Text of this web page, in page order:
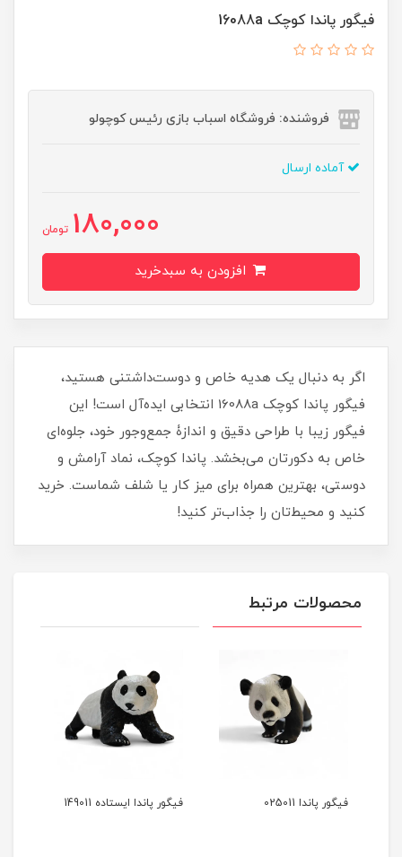
فیگور پاندا کوچک 16088a
فروشنده: فروشگاه اسباب بازی رئیس کوچولو
آماده ارسال
180,000 تومان
اگر به دنبال یک هدیه خاص و دوست‌داشتنی هستید،
فیگور پاندا کوچک 16088a انتخابی ایده‌آل است! این
فیگور زیبا با طراحی دقیق و اندازۀ جمع‌وجور خود، جلوه‌ای
خاص به دکورتان می‌بخشد. پاندا کوچک، نماد آرامش و
دوستی، بهترین همراه برای میز کار یا شلف شماست. خرید
کنید و محیط‌تان را جذاب‌تر کنید!
محصولات مرتبط
فیگور پاندا 025011 فیگور پاندا ایستاده 149011